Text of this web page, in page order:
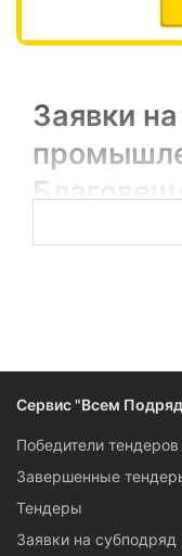
покрытием в 1
апрель-август
Заявки
Предлагаем
субподряд.
Сервис "Всем
Победители тендеров
Завершенные
Тендеры
Заявки на субподряд